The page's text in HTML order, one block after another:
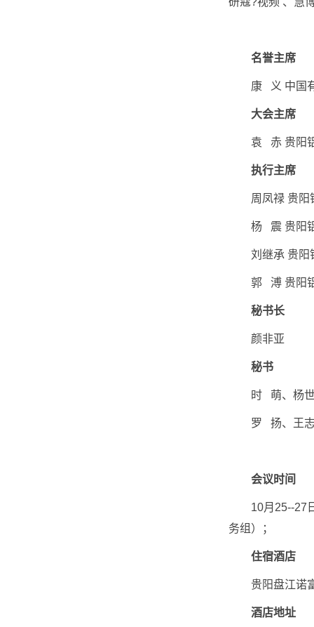
名誉主席
康 义 中国有
大会主席
袁 赤 贵阳铝
执行主席
周凤禄 贵阳铝
杨 震 贵阳铝
刘继承 贵阳铝
郭 溥 贵阳铝
秘书长
颜非亚
秘书
时 萌、杨世
罗 扬、王志
会议时间
10月25--27日
务组）；
住宿酒店
贵阳盘江诺富
酒店地址